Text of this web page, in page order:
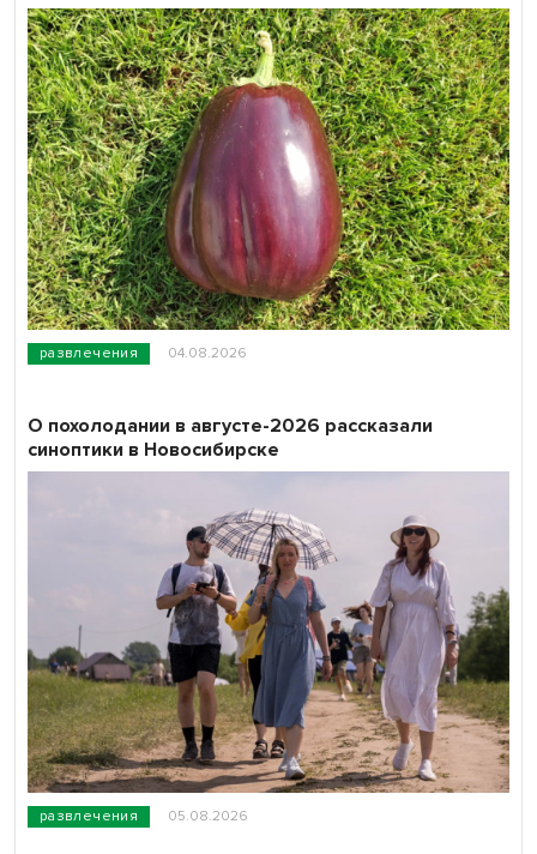
развлечения 04.08.2026
развлечения 05.08.2026
О похолодании в августе-2026 рассказали
синоптики в Новосибирске